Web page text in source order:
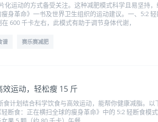
化运动的方式备受关注。这种减肥模式科学且易坚持
身革命》一书及世界卫生组织的运动建议。一、5:2
600 千卡左右，此模式有助于调节身体代谢，
谱 赛乐赛减肥
运动，轻松瘦 15 斤
计划结合科学饮食与高效运动，能帮你健康减脂。
断食：正在横扫全球的瘦身革命》中的 5:2 轻断食模